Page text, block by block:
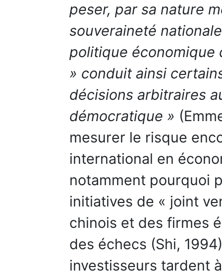
peser, par sa nature
souveraineté
politique économique
» conduit ainsi
décisions arbitraires
démocratique »
mesurer le risque
international en
notamment pourquoi
initiatives de « joint
chinois et des firmes
des échecs (Shi,
investisseurs tardent